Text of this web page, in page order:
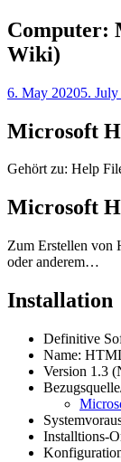
Computer:
Wiki)
6. May 20205. July
Microsoft
Gehört zu: Help
Microsoft
Zum Erstellen von
oder anderem…
Installation
Definitive
Name:
Version 1.3
Installtions-